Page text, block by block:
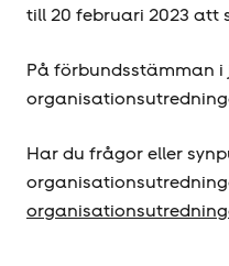
till 20 februari 2023 att
På förbundsstämman
Har du frågor eller